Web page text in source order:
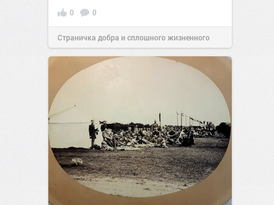
0 0
Страничка добра и сплошного жизненного
позитива!07:41Сегодня